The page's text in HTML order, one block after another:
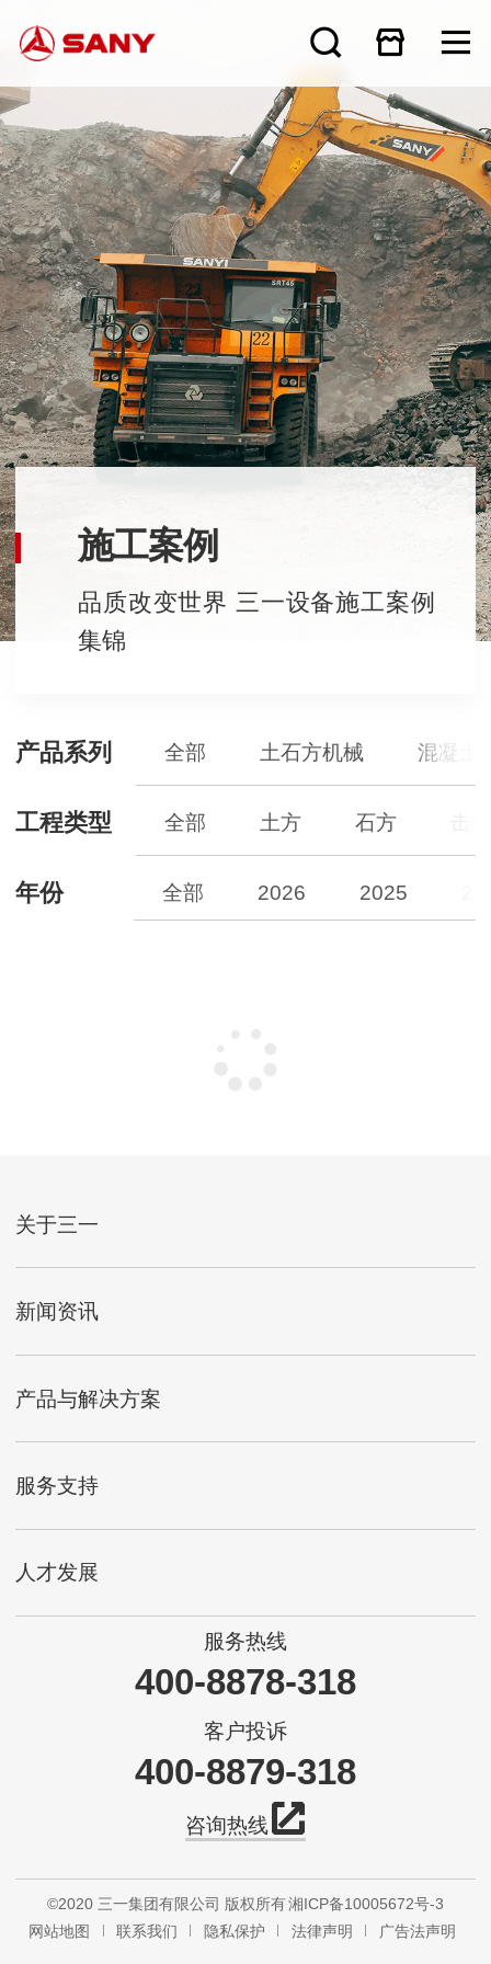
施工案例
品质改变世界 三一设备施工案例
集锦
产品系列 全部 土石方机械 混凝土
工程类型 全部 土方 石方 击
年份 全部 2026 2025
关于三一
新闻资讯
产品与解决方案
服务支持
人才发展
服务热线
400-8878-318
客户投诉
400-8879-318
咨询热线
©2020 三一集团有限公司 版权所有湘ICP备10005672号-3
网站地图
联系我们 隐私保护 法律声明 广告法声明